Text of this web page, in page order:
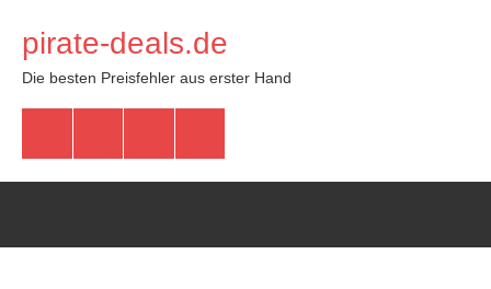
Inhalt
springen
pirate-deals.de
Die besten Preisfehler aus erster Hand